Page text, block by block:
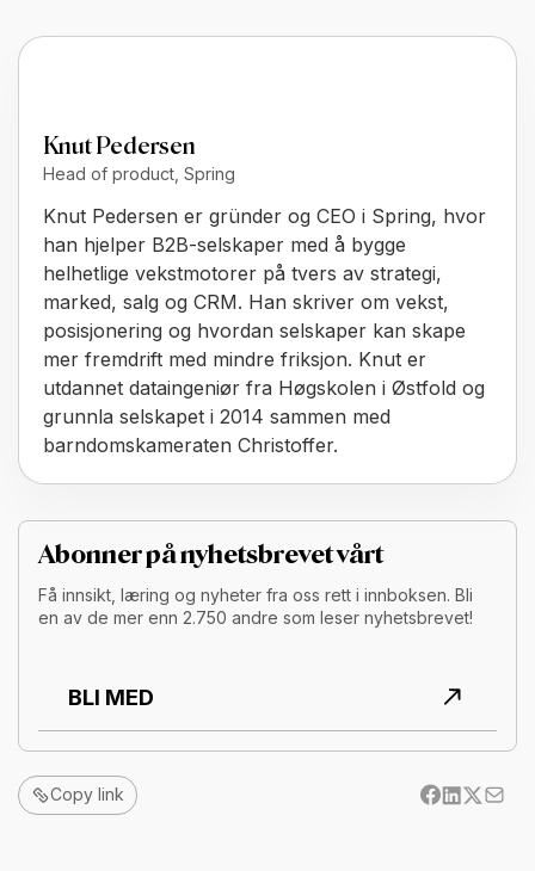
Knut Pedersen
Head of product, Spring
Knut Pedersen er gründer og CEO i Spring, hvor
han hjelper B2B-selskaper med å bygge
helhetlige vekstmotorer på tvers av strategi,
marked, salg og CRM. Han skriver om vekst,
posisjonering og hvordan selskaper kan skape
mer fremdrift med mindre friksjon. Knut er
utdannet dataingeniør fra Høgskolen i Østfold og
grunnla selskapet i 2014 sammen med
barndomskameraten Christoffer.
Abonner på nyhetsbrevet vårt
Få innsikt, læring og nyheter fra oss rett i innboksen. Bli
en av de mer enn 2.750 andre som leser nyhetsbrevet!
BLI MED
Copy link